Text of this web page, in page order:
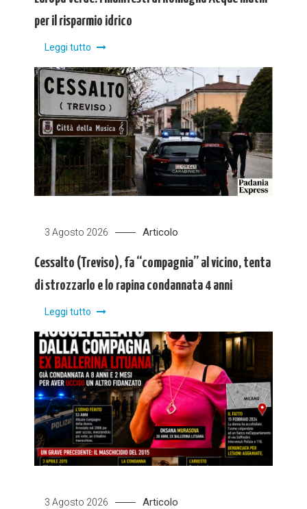
per il risparmio idrico
Leggi tutto
3 Agosto 2026 Articolo
Cessalto (Treviso), fa “compagnia” al vicino, tenta
di strozzarlo e lo rapina condannata 4 anni
Leggi tutto
3 Agosto 2026 Articolo